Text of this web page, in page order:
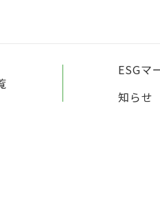
ESGマ
知らせ